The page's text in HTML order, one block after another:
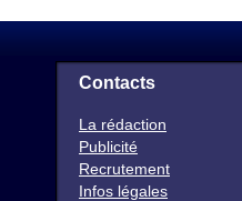
Contacts
La rédaction
Publicité
Recrutement
Infos légales